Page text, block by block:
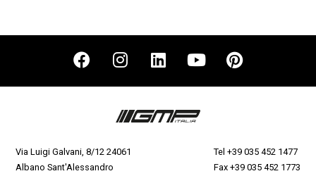
Via Luigi Galvani, 8/12 24061
Albano Sant'Alessandro
Tel +39 035 452 1477
Fax +39 035 452 1773